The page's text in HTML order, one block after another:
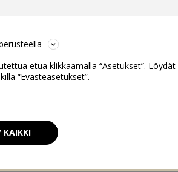
etua klikkaamalla “Asetukset”.
“Evästeasetukset”.
KAIKKI